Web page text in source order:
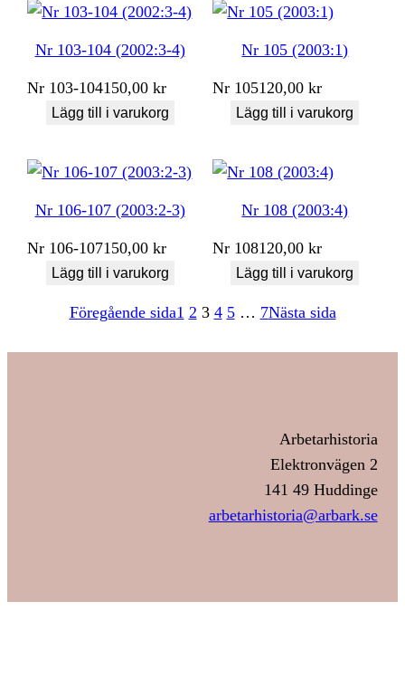
Nr 103-104 (2002:3-4)
Nr 103-104150,00kr
Lägg till i varukorg
Nr 105 (2003:1)
Nr 105120,00kr
Lägg till i varukorg
Nr 106-107 (2003:2-3)
Nr 106-107150,00kr
Lägg till i varukorg
Nr 108 (2003:4)
Nr 108120,00kr
Lägg till i varukorg
Föregående sida1 2 3 4 5 … 7Nästa sida
Arbetarhistoria
Elektronvägen 2
141 49 Huddinge
arbetarhistoria@arbark.se